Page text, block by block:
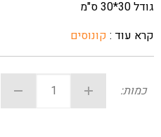
גודל 30*30 ס"מ
קרא עוד : קונוסים
כמות: